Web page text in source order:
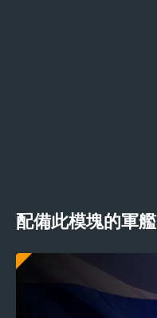
配備此模塊的軍艦